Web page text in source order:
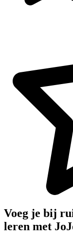
Voeg je bij
leren met